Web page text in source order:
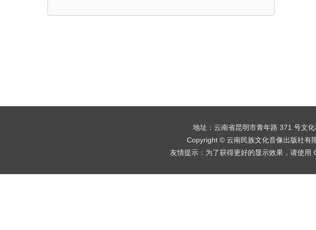
地址：云南省昆明市青年路 371 号文
Copyright © 云南民族文化音像出版社有
友情提示：为了获得更好的显示效果，请使用